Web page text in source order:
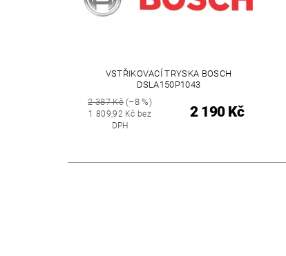
VSTŘIKOVACÍ TRYSKA BOSCH
DSLA150P1043
2 387 Kč(–8 %)
1 809,92 Kč bez
DPH
2 190 Kč